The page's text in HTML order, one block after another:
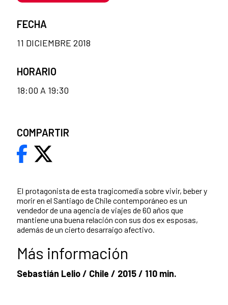
El protagonista de esta tragicomedia sobre vivir, beber y
morir en el Santiago de Chile contemporáneo es un
vendedor de una agencia de viajes de 60 años que
mantiene una buena relación con sus dos ex esposas,
además de un cierto desarraigo afectivo.
Más información
Sebastián Lelio / Chile / 2015 / 110 min.
FECHA
11 DICIEMBRE 2018
HORARIO
18:00 A 19:30
COMPARTIR